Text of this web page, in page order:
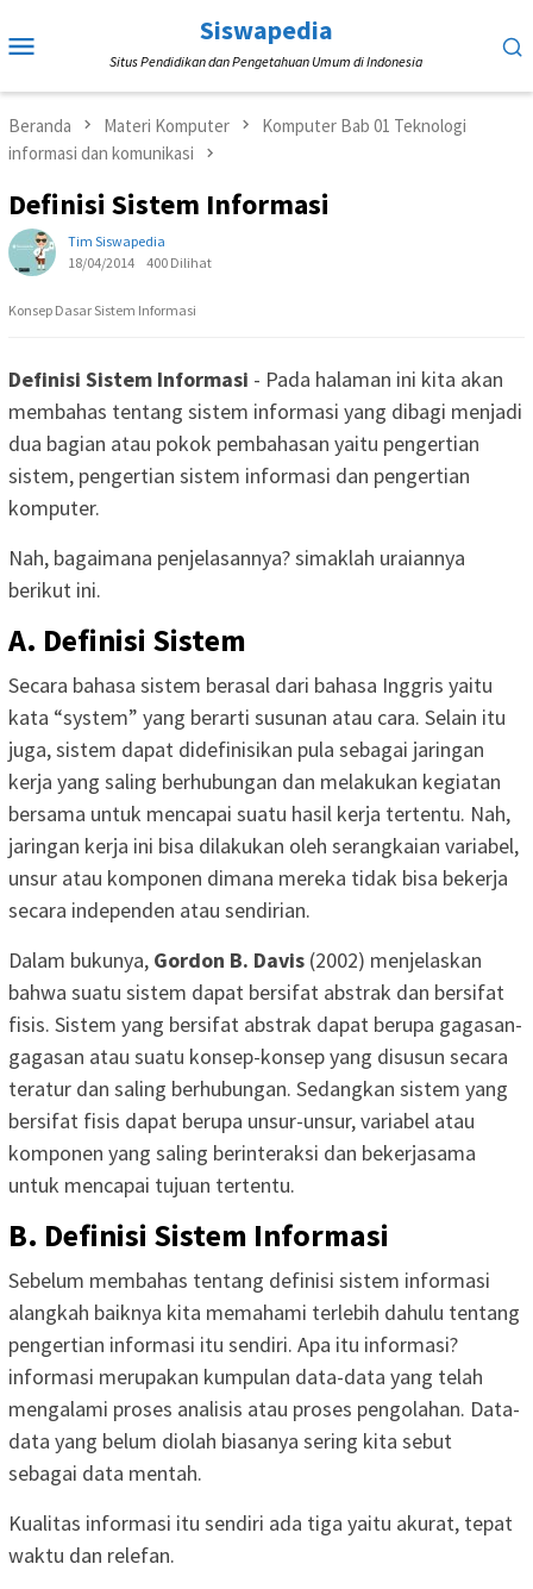
ke
Mobile
Siswapedia
Situs Pendidikan dan Pengetahuan Umum di Indonesia
Beranda Materi Komputer
Komputer Bab 01 Teknologi
informasi dan komunikasi
Definisi Sistem Informasi
Tim Siswapedia
18/04/2014
400 Dilihat
Konsep Dasar Sistem Informasi
Definisi Sistem Informasi - Pada halaman ini kita akan
membahas tentang sistem informasi yang dibagi menjadi
dua bagian atau pokok pembahasan yaitu pengertian
sistem, pengertian sistem informasi dan pengertian
komputer.
Nah, bagaimana penjelasannya? simaklah uraiannya
berikut ini.
A. Definisi Sistem
Secara bahasa sistem berasal dari bahasa Inggris yaitu
kata “system” yang berarti susunan atau cara. Selain itu
juga, sistem dapat didefinisikan pula sebagai jaringan
kerja yang saling berhubungan dan melakukan kegiatan
bersama untuk mencapai suatu hasil kerja tertentu. Nah,
jaringan kerja ini bisa dilakukan oleh serangkaian variabel,
unsur atau komponen dimana mereka tidak bisa bekerja
secara independen atau sendirian.
Dalam bukunya, Gordon B. Davis (2002) menjelaskan
bahwa suatu sistem dapat bersifat abstrak dan bersifat
fisis. Sistem yang bersifat abstrak dapat berupa gagasan-
gagasan atau suatu konsep-konsep yang disusun secara
teratur dan saling berhubungan. Sedangkan sistem yang
bersifat fisis dapat berupa unsur-unsur, variabel atau
komponen yang saling berinteraksi dan bekerjasama
untuk mencapai tujuan tertentu.
B. Definisi Sistem Informasi
Sebelum membahas tentang definisi sistem informasi
alangkah baiknya kita memahami terlebih dahulu tentang
pengertian informasi itu sendiri. Apa itu informasi?
informasi merupakan kumpulan data-data yang telah
mengalami proses analisis atau proses pengolahan. Data-
data yang belum diolah biasanya sering kita sebut
sebagai data mentah.
Kualitas informasi itu sendiri ada tiga yaitu akurat, tepat
waktu dan relefan.